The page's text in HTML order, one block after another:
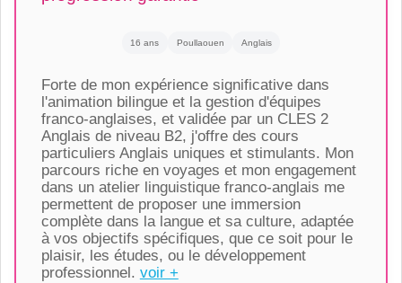
16 ans Poullaouen Anglais
Forte de mon expérience significative dans
l'animation bilingue et la gestion d'équipes
franco-anglaises, et validée par un CLES 2
Anglais de niveau B2, j'offre des cours
particuliers Anglais uniques et stimulants. Mon
parcours riche en voyages et mon engagement
dans un atelier linguistique franco-anglais me
permettent de proposer une immersion
complète dans la langue et sa culture, adaptée
à vos objectifs spécifiques, que ce soit pour le
plaisir, les études, ou le développement
professionnel. voir +